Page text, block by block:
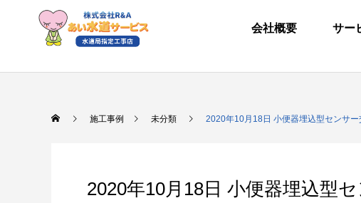
会社概要 サー
施工事例 未分類 2020年10月18日 小便器埋込型センサー
2020年10月18日 小便器埋込型